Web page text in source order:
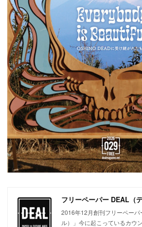
フリーペーパー DEAL（
2016年12月創刊フリーペーパ
ル）」今に起こっているカウ